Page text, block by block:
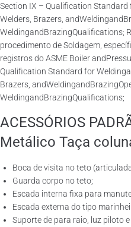
Section IX – Qualification
Welders, Brazers,
WeldingandBrazingQualifications;
procedimento de Soldagem,
registros do ASME Boiler
Qualification Standard for
Brazers,
WeldingandBrazingQualifications;
ACESSÓRIOS
Metálico Taça
Boca de visita no teto
Guarda corpo no teto;
Escada interna fixa para
Escada externa do tipo
Suporte de para raio, luz piloto